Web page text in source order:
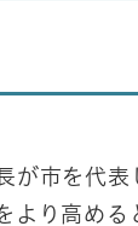
市を代表
り高める